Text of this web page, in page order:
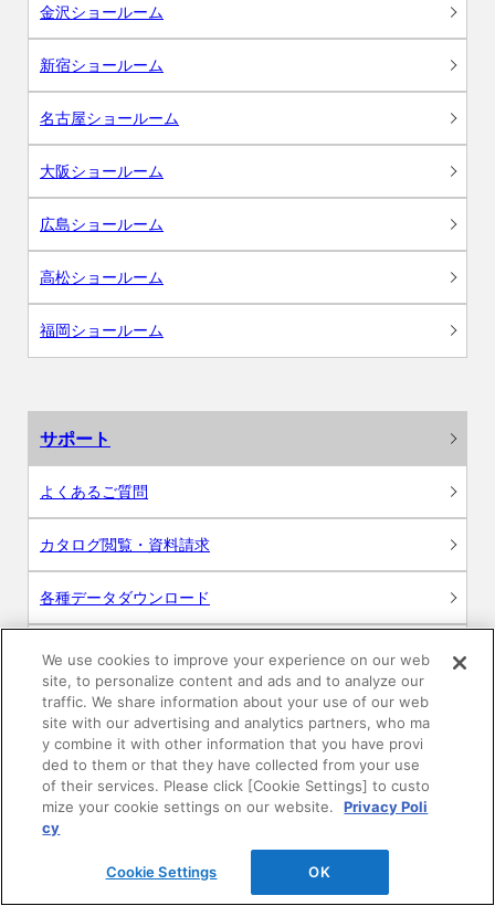
金沢ショールーム
新宿ショールーム
名古屋ショールーム
大阪ショールーム
広島ショールーム
高松ショールーム
福岡ショールーム
サポート
よくあるご質問
カタログ閲覧・資料請求
各種データダウンロード
WEB見積・各種シミュレーション
交換用部品の購入
修理・点検
お問い合わせ
We use cookies to improve your experience on our web
site, to personalize content and ads and to analyze our
traffic. We share information about your use of our web
site with our advertising and analytics partners, who ma
y combine it with other information that you have provi
ded to them or that they have collected from your use
of their services. Please click [Cookie Settings] to custo
mize your cookie settings on our website.
Privacy Poli
cy
Cookie Settings OK